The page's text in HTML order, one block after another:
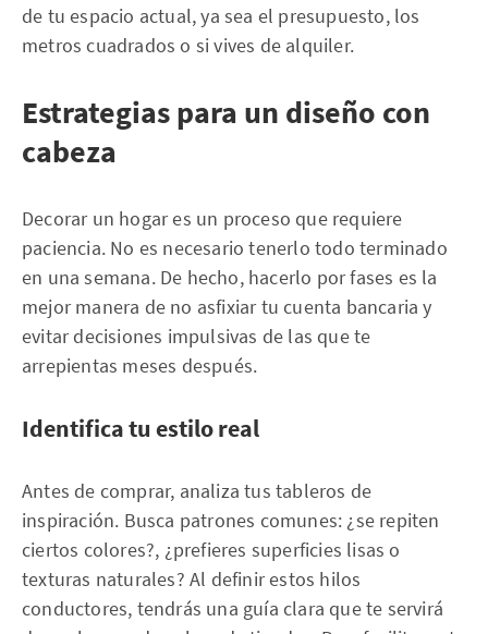
de tu espacio actual, ya sea el presupuesto, los
metros cuadrados o si vives de alquiler.
Estrategias para un diseño con
cabeza
Decorar un hogar es un proceso que requiere
paciencia. No es necesario tenerlo todo terminado
en una semana. De hecho, hacerlo por fases es la
mejor manera de no asfixiar tu cuenta bancaria y
evitar decisiones impulsivas de las que te
arrepientas meses después.
Identifica tu estilo real
Antes de comprar, analiza tus tableros de
inspiración. Busca patrones comunes: ¿se repiten
ciertos colores?, ¿prefieres superficies lisas o
texturas naturales? Al definir estos hilos
conductores, tendrás una guía clara que te servirá